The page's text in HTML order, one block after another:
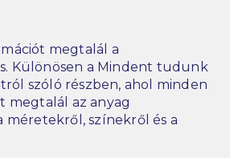
megtalál a
Különösen a Mindent tudunk
szóló részben, ahol minden
megtalál az anyag
méretekről, színekről és a